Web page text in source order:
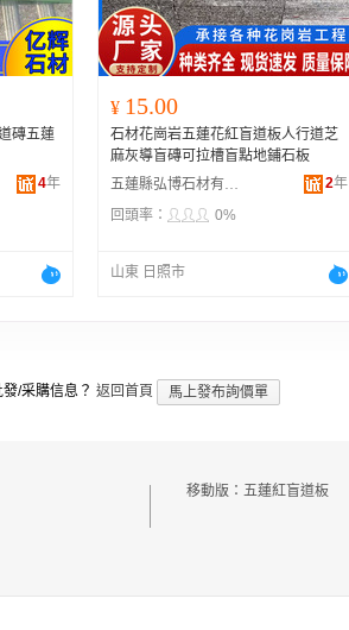
辽宁 安徽 广西
内蒙古 吉林 黑龙江
四川
澳门 台湾
磚五蓮
4年
¥ 15.00
石材花崗岩五蓮花紅盲道板人行道芝
麻灰導盲磚可拉槽盲點地鋪石板
五蓮縣弘博石材有限公司
2年
回頭率：
0%
山東 日照市
發/采購信息？ 返回首頁 馬上發布詢價單
移動版： 五蓮紅盲道板